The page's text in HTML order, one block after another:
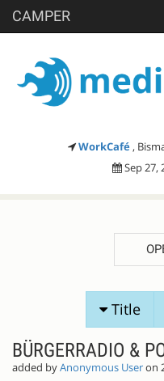
CAMPER
WorkCafé ,
Sep 27,
Title
BÜRGERRADIO &
added byAnonymous Useron